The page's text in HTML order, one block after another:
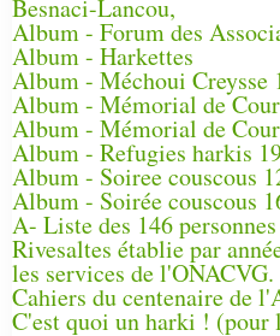
Besnaci-Lancou,
Album - Forum des
Album - Harkettes
Album - Méchoui Creysse
Album - Mémorial de
Album - Mémorial de
Album - Refugies harkis
Album - Soiree couscous
Album - Soirée couscous
A- Liste des 146
Rivesaltes établie par
les services de l'ONACVG.
Cahiers du centenaire de
C'est quoi un harki ! (pour